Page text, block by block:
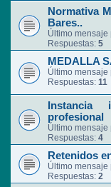
Normativa
Bares..
Último mensaje
Respuestas: 5
MEDALLA
Último mensaje
Respuestas: 11
Instancia
profesional
Último mensaje
Respuestas: 4
Retenidos
Último mensaje
Respuestas: 2